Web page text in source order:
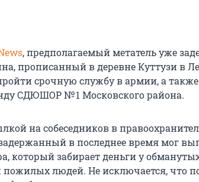
, предполагаемый метатель уже
прописанный в деревне Куттузи в
срочную службу в армии, а
СДЮШОР № 1 Московского района.
на собеседников в
в последнее время мог
который забирает деньги у
людей. Не исключается, что